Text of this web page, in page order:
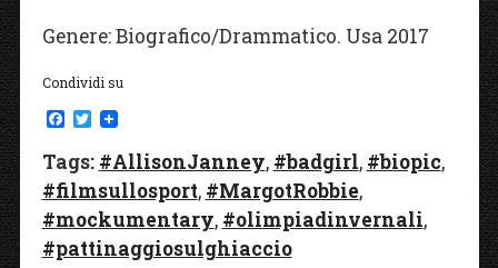
Genere: Biografico/Drammatico. Usa 2017
Condividi su
F
c
e
b
o
o
k
T
i
t
t
e
r
Tags: #AllisonJanney, #badgirl, #biopic,
#filmsullosport, #MargotRobbie,
#mockumentary, #olimpiadinvernali,
#pattinaggiosulghiaccio